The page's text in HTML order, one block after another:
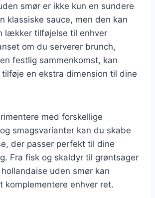
smør er ikke kun en sundere
klassiske sauce, men den kan
lækker tilføjelse til enhver
om du serverer brunch,
festlig sammenkomst, kan
en ekstra dimension til dine
med forskellige
smagsvarianter kan du skabe
der passer perfekt til dine
Fra fisk og skaldyr til grøntsager
uden smør kan
komplementere enhver ret.